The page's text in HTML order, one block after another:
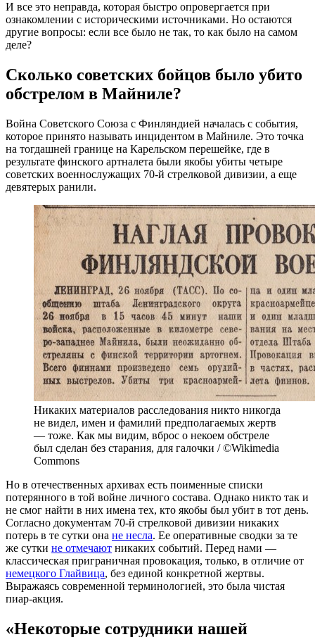
И все это неправда, которая быстро опровергается при
ознакомлении с историческими источниками. Но остаются
другие вопросы: если все было не так, то как было на самом
деле?
Сколько советских бойцов было убито
обстрелом в Майниле?
Война Советского Союза с Финляндией началась с события,
которое принято называть инцидентом в Майниле. Это точка
на тогдашней границе на Карельском перешейке, где в
результате финского артналета были якобы убиты четыре
советских военнослужащих 70-й стрелковой дивизии, а еще
девятерых ранили.
Никаких материалов расследования никто никогда
не видел, имен и фамилий предполагаемых жертв
— тоже. Как мы видим, вброс о некоем обстреле
был сделан без старания, для галочки / ©Wikimedia
Commons
Но в отечественных архивах есть поименные списки
потерянного в той войне личного состава. Однако никто так и
не смог найти в них имена тех, кто якобы был убит в тот день.
Согласно документам 70-й стрелковой дивизии никаких
потерь в те сутки она не несла. Ее оперативные сводки за те
же сутки не отмечают никаких событий. Перед нами —
классическая приграничная провокация, только, в отличие от
немецкого Глайвица, без единой конкретной жертвы.
Выражаясь современной терминологией, это была чистая
пиар-акция.
«Некоторые сотрудники нашей